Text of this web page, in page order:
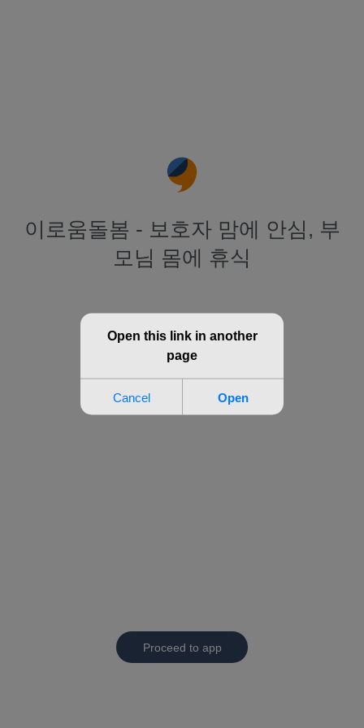
이로움돌봄 - 보호자 맘에 안심, 부
모님 몸에 휴식
Proceed to app